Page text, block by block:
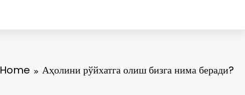
Home Аҳолини рўйхатга олиш бизга нима беради?